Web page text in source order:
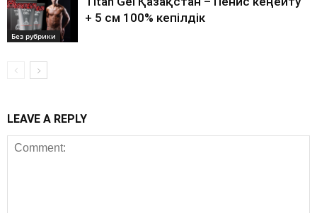
Без рубрики
+ 5 см 100% кепілдік
LEAVE A REPLY